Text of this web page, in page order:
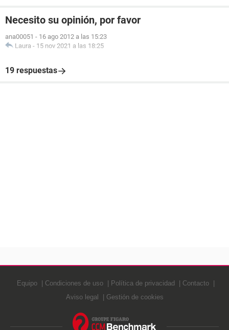
Necesito su opinión, por favor
ana00051 - 16 ago 2012 a las 15:23
Laura - 15 nov 2021 a las 18:25
19 respuestas
Equipo Condiciones de uso Política de privacidad
Contacto
Aviso legal
Gestión de cookies